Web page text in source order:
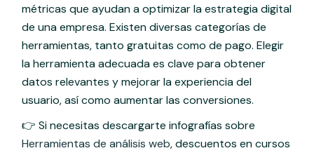
métricas que ayudan a optimizar la estrategia digital
de una empresa. Existen diversas categorías de
herramientas, tanto gratuitas como de pago. Elegir
la herramienta adecuada es clave para obtener
datos relevantes y mejorar la experiencia del
usuario, así como aumentar las conversiones.
👉 Si necesitas descargarte infografías sobre
Herramientas de análisis web, descuentos en cursos